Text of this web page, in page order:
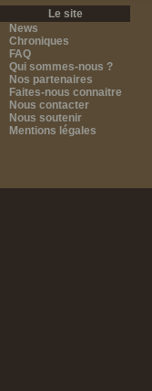
Le site
News
Chroniques
FAQ
Qui sommes-nous ?
Nos partenaires
Faites-nous connaitre
Nous contacter
Nous soutenir
Mentions légales